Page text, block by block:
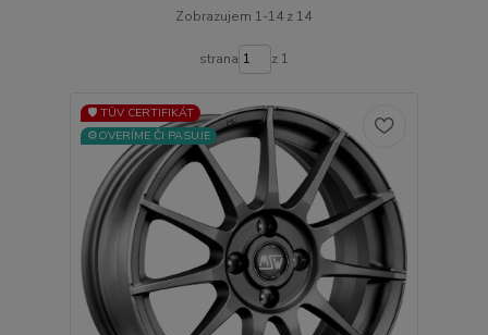
Zobrazujem 1-14 z 14
strana z 1
🛡️ TÜV CERTIFIKÁT
⚙️OVERÍME ČI PASUJE